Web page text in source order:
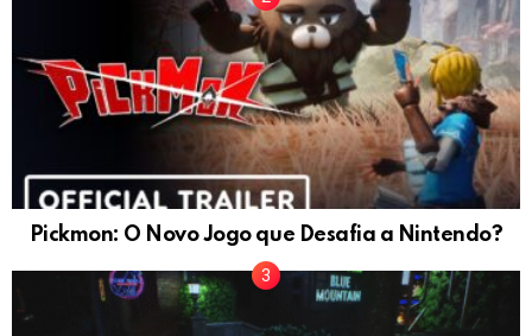
Pickmon: O Novo Jogo que Desafia a Nintendo?